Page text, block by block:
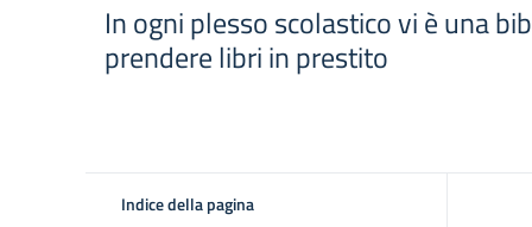
In ogni plesso scolastico vi è una
prendere libri in prestito
Indice della pagina